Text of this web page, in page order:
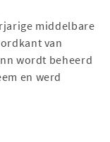
middelbare
van
wordt beheerd
en werd